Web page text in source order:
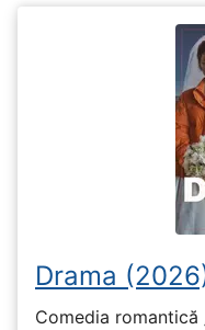
Drama
Comedia romantică